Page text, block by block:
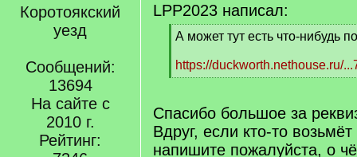
Коротоякский
уезд
Сообщений:
13694
На сайте с
2010 г.
Рейтинг:
LPP2023 написал:
[
]
А может тут есть что-нибудь
https://duckworth.nethouse.ru/
[
q
]
Спасибо большое за
Вдруг, если кто-то
напишите пожалуйста, о